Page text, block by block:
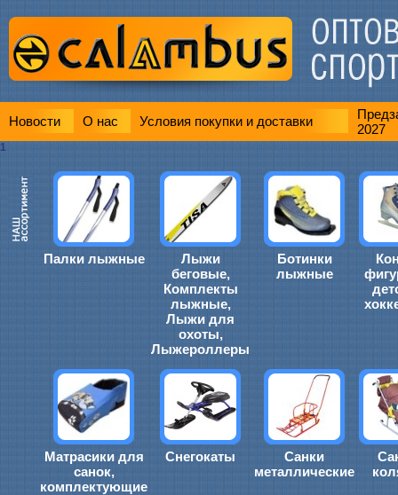
Новости О нас Условия покупки и доставки
2027
1
Палки лыжные
Лыжи
беговые,
Комплекты
лыжные,
Лыжи для
охоты,
Лыжероллеры
Ботинки
лыжные
Матрасики для
санок,
комплектующие
Снегокаты
Санки
металлические